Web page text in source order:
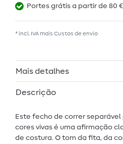
Portes grátis a partir de 80 €
* incl. IVA mais Custos de envio
Mais detalhes
Descrição
Este fecho de correr separável
cores vivas é uma afirmação
de costura. O tom da fita, da